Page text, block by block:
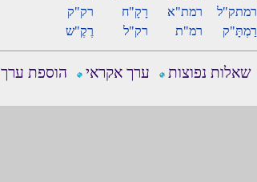
רמתק"ל
רמת"א רָקָ"ח
רק"ק
רַמְתָּ"ק
רמ"ת רק"ל רֶקֶ"ש
שאלות נפוצות ערך אקראי הוספת ערך